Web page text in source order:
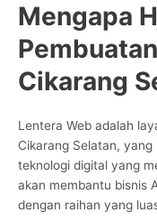
Mengapa
Cikarang
Lentera Web adalah
Cikarang Selatan,
teknologi digital yang
akan membantu bisnis
dengan raihan yang